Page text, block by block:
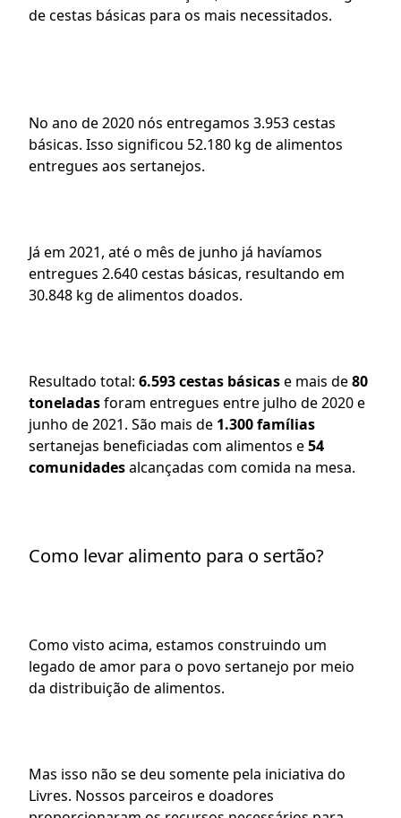
de cestas básicas para os mais necessitados.
No ano de 2020 nós entregamos 3.953 cestas
básicas. Isso significou 52.180 kg de alimentos
entregues aos sertanejos.
Já em 2021, até o mês de junho já havíamos
entregues 2.640 cestas básicas, resultando em
30.848 kg de alimentos doados.
Resultado total: 6.593 cestas básicas e mais de 80
toneladas foram entregues entre julho de 2020 e
junho de 2021. São mais de 1.300 famílias
sertanejas beneficiadas com alimentos e 54
comunidades alcançadas com comida na mesa.
Como levar alimento para o sertão?
Como visto acima, estamos construindo um
legado de amor para o povo sertanejo por meio
da distribuição de alimentos.
Mas isso não se deu somente pela iniciativa do
Livres. Nossos parceiros e doadores